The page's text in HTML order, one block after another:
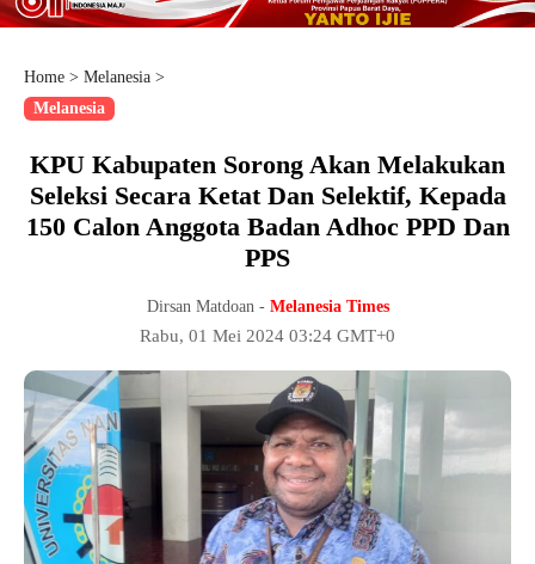
Home > Melanesia >
Melanesia
KPU Kabupaten Sorong Akan Melakukan
Seleksi Secara Ketat Dan Selektif, Kepada
150 Calon Anggota Badan Adhoc PPD Dan
PPS
Dirsan Matdoan - Melanesia Times
Rabu, 01 Mei 2024 03:24 GMT+0